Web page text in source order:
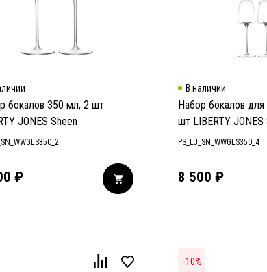
бокалов 350 мл, 2 шт
JONES Sheen
₽
В наличии
Набор бокалов
шт LIBERTY JONES
PS_LJ_SN_WWGLS350_4
8 500 ₽
-10%